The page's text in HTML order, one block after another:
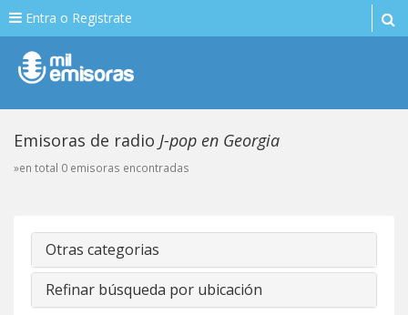
Entra o Registrate
Emisoras de radio J-pop en Georgia
»en total 0 emisoras encontradas
Otras categorias
Refinar búsqueda por ubicación